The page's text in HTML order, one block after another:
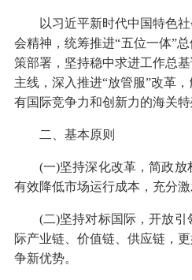
以习近平新时代中国特色
会精神，统筹推进“五位一体”
策部署，坚持稳中求进工作总
主线，深入推进“放管服”改革
有国际竞争力和创新力的海关特
二、基本原则
(一)坚持深化改革，简政放
有效降低市场运行成本，充分激
(二)坚持对标国际，开放
际产业链、价值链、供应链，
争新优势。